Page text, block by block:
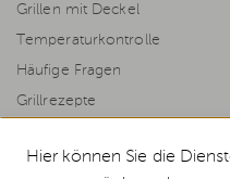
Grillen mit Deckel
Temperaturkontrolle
Häufige Fragen
Grillrezepte
Hier können Sie die